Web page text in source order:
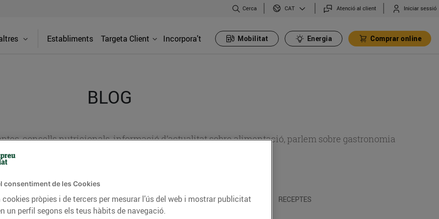
Cerca CAT Atenció al client Iniciar sessió
Establiments Targeta Client Incorpora't Mobilitat Energia Comprar online
BLOG
consells nutricionals, informació d’actualitat sobre alimentació, parlem sobre gastronomia
CONSELLS I HÀBITS SALUDABLES ENERGIA GASTRONOMIA I TRADICIONS RECEPTES
consentiment de les Cookies
pròpies i de tercers per mesurar l’ús del web i mostrar publicitat
un perfil segons els teus hàbits de navegació.